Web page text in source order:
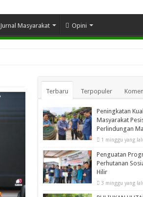
Jurnal Masyarakat Opini
Terbaru Terpopuler
Peningkatan
Masyarakat
Perlindungan
1 minggu yang
Penguatan
Perhutanan
Hilir
3 minggu yang